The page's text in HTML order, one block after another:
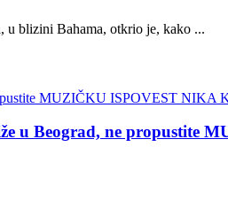
u blizini Bahama, otkrio je, kako ...
u Beograd, ne propustite